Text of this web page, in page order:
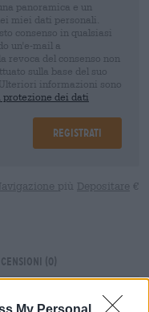
My Personal
panoramica e un
miei dati personali.
consenso in qualsiasi
un'e-mail a
revoca del consenso non
sulla base del suo
informazioni sono
dei dati
Registrati
più Depositare €
(0)